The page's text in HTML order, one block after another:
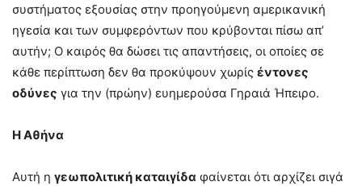
συστήματος εξουσίας στην προηγούμενη αμερικανική
ηγεσία και των συμφερόντων που κρύβονται πίσω απ’
αυτήν; Ο καιρός θα δώσει τις απαντήσεις, οι οποίες σε
κάθε περίπτωση δεν θα προκύψουν χωρίς έντονες
οδύνες για την (πρώην) ευημερούσα Γηραιά Ήπειρο.
Η Αθήνα
Αυτή η γεωπολιτική καταιγίδα φαίνεται ότι αρχίζει σιγά